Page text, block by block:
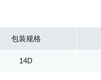
包装规格
14D